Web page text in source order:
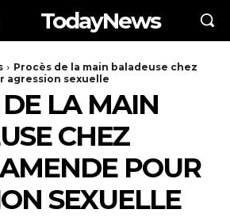
TodayNews
Procès de la main baladeuse chez
agression sexuelle
DE LA MAIN
CHEZ
POUR
SEXUELLE